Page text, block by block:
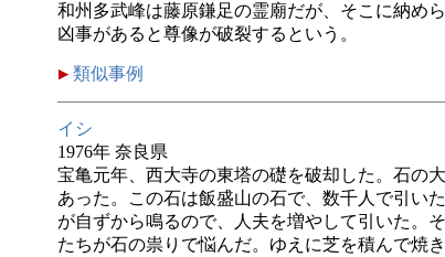
和州多武峰は藤原鎌足の霊廟だが、そこに納め
凶事があると尊像が破裂するという。
類似事例
イシ
1976年 奈良県
宝亀元年、西大寺の東塔の礎を破却した。石の
あった。この石は飯盛山の石で、数千人で引い
が自ずから鳴るので、人夫を増やして引いた。
たちが石の祟りで悩んだ。ゆえに芝を積んで焼